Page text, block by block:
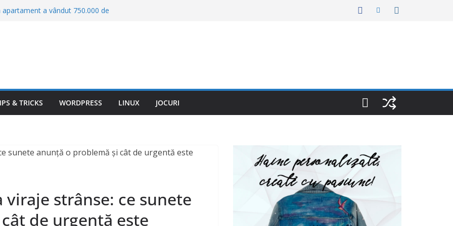
a vândut 750.000 de
cum nu a mai fost văzut.
ar putea explica furtunile solare
intră într-un jaf scăpat de sub
& TRICKS WORDPRESS LINUX JOCURI
strânse: ce sunete
de urgentă este